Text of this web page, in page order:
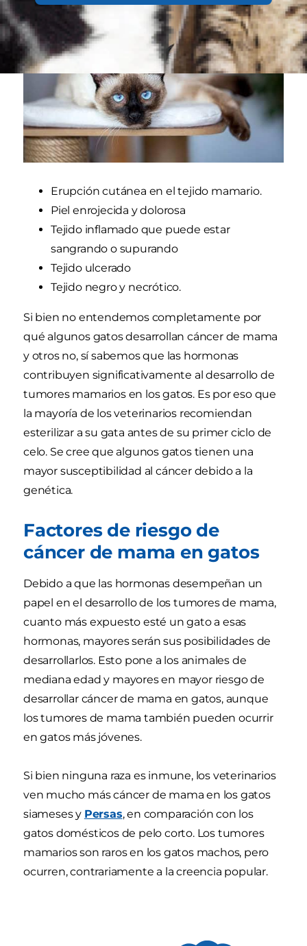
Erupción cutánea en el tejido mamario.
Piel enrojecida y dolorosa
Tejido inflamado que puede estar
sangrando o supurando
Tejido ulcerado
Tejido negro y necrótico.
Si bien no entendemos completamente por
qué algunos gatos desarrollan cáncer de mama
y otros no, sí sabemos que las hormonas
contribuyen significativamente al desarrollo de
tumores mamarios en los gatos. Es por eso que
la mayoría de los veterinarios recomiendan
esterilizar a su gata antes de su primer ciclo de
celo. Se cree que algunos gatos tienen una
mayor susceptibilidad al cáncer debido a la
genética.
Factores de riesgo de
cáncer de mama en gatos
Debido a que las hormonas desempeñan un
papel en el desarrollo de los tumores de mama,
cuanto más expuesto esté un gato a esas
hormonas, mayores serán sus posibilidades de
desarrollarlos. Esto pone a los animales de
mediana edad y mayores en mayor riesgo de
desarrollar cáncer de mama en gatos, aunque
los tumores de mama también pueden ocurrir
en gatos más jóvenes.
Si bien ninguna raza es inmune, los veterinarios
ven mucho más cáncer de mama en los gatos
siameses y Persas, en comparación con los
gatos domésticos de pelo corto. Los tumores
mamarios son raros en los gatos machos, pero
ocurren, contrariamente a la creencia popular.